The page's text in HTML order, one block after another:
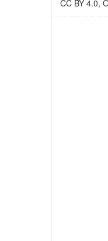
CC BY 4.0,